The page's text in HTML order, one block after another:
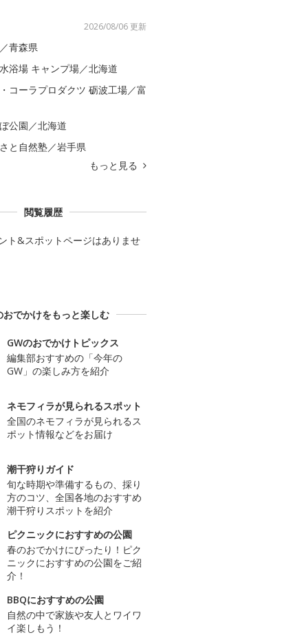
2026/08/06 更新
青森県
浴場 キャンプ場／北海道
コーラプロダクツ 砺波工場／富
公園／北海道
と自然塾／岩手県
もっと見る
閲覧履歴
ト&スポットページはありませ
おでかけをもっと楽しむ
GWのおでかけトピックス
編集部おすすめの「今年の
GW」の楽しみ方を紹介
ネモフィラが見られるスポット
全国のネモフィラが見られるス
ポット情報などをお届け
潮干狩りガイド
旬な時期や準備するもの、採り
方のコツ、全国各地のおすすめ
潮干狩りスポットを紹介
ピクニックにおすすめの公園
春のおでかけにぴったり！ピク
ニックにおすすめの公園をご紹
介！
BBQにおすすめの公園
自然の中で家族や友人とワイワ
イ楽しもう！